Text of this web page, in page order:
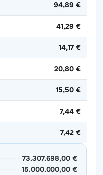
94,89 €
41,29 €
14,17 €
20,80 €
15,50 €
7,44 €
7,42 €
73.307.698,00 €
15.000.000,00 €